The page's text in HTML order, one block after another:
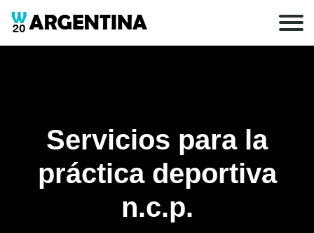
Servicios para la
práctica deportiva
n.c.p.